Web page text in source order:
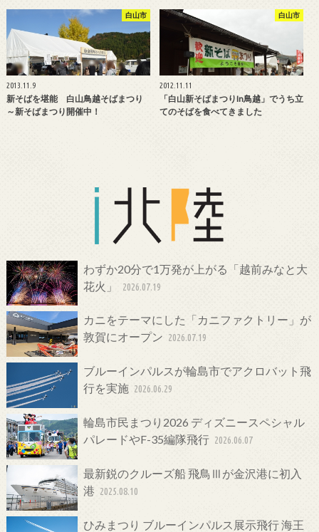
白山市
2013.11.9
新そばを堪能 白山鳥越そばまつり
～新そばまつり開催中！
白山市
2012.11.11
「白山新そばまつりin鳥越」でうち立
てのそばを食べてきました
わずか20分で1万発が上がる「越前みなと大
花火」
2026.07.19
カニをテーマにした「カニファクトリー」が
敦賀にオープン 2026.07.19
ブルーインパルスが輪島市でアクロバット飛
行を実施 2026.06.29
輪島市民まつり2026 ディズニースペシャル
パレードやF-35編隊飛行 2026.06.07
最新鋭のクルーズ船 飛鳥Ⅲが金沢港に初入
港 2025.08.10
ひみまつり ブルーインパルス展示飛行 海王